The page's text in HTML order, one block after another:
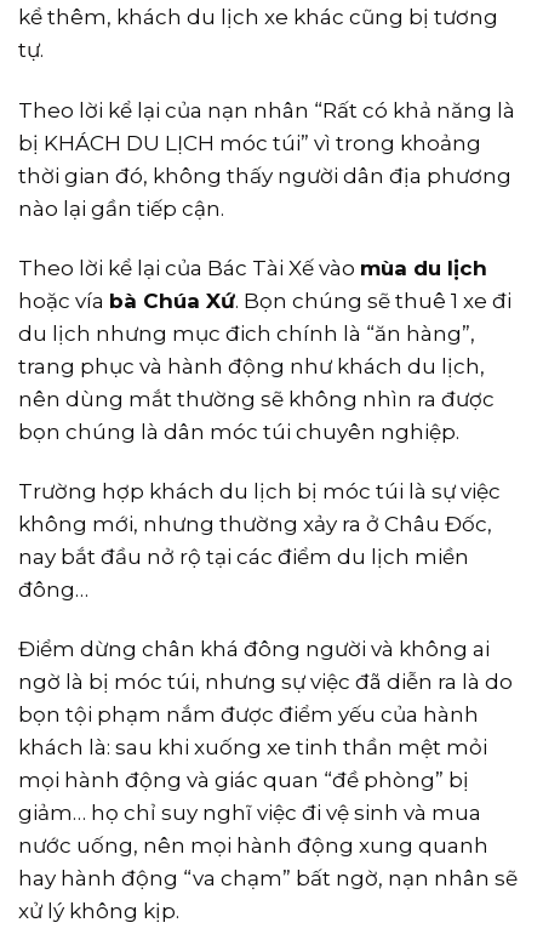
kể thêm, khách du lịch xe khác cũng bị tương
tự.
Theo lời kể lại của nạn nhân “Rất có khả năng là
bị KHÁCH DU LỊCH móc túi” vì trong khoảng
thời gian đó, không thấy người dân địa phương
nào lại gần tiếp cận.
Theo lời kể lại của Bác Tài Xế vào mùa du lịch
hoặc vía bà Chúa Xứ. Bọn chúng sẽ thuê 1 xe đi
du lịch nhưng mục đich chính là “ăn hàng”,
trang phục và hành động như khách du lịch,
nên dùng mắt thường sẽ không nhìn ra được
bọn chúng là dân móc túi chuyên nghiệp.
Trường hợp khách du lịch bị móc túi là sự việc
không mới, nhưng thường xảy ra ở Châu Đốc,
nay bắt đầu nở rộ tại các điểm du lịch miền
đông…
Điểm dừng chân khá đông người và không ai
ngờ là bị móc túi, nhưng sự việc đã diễn ra là do
bọn tội phạm nắm được điểm yếu của hành
khách là: sau khi xuống xe tinh thần mệt mỏi
mọi hành động và giác quan “đề phòng” bị
giảm… họ chỉ suy nghĩ việc đi vệ sinh và mua
nước uống, nên mọi hành động xung quanh
hay hành động “va chạm” bất ngờ, nạn nhân sẽ
xử lý không kịp.